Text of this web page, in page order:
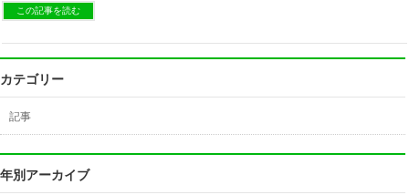
この記事を読む
カテゴリー
記事
年別アーカイブ